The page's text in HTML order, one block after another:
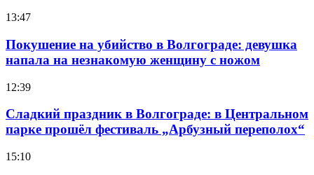
13:47
Покушение на убийство в Волгограде: девушка
напала на незнакомую женщину с ножом
12:39
Сладкий праздник в Волгограде: в Центральном
парке прошёл фестиваль „Арбузный переполох“
15:10